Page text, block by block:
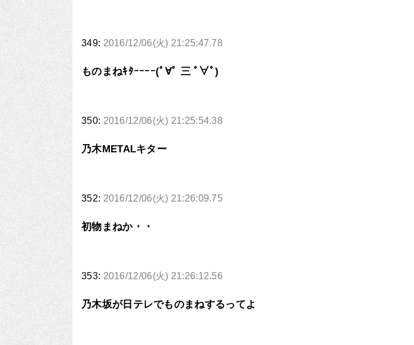
349: 2016/12/06(火) 21:25:47.78
ものまねｷﾀｰｰｰｰ(ﾟ∀ﾟ 三 ﾟ∀ﾟ)
350: 2016/12/06(火) 21:25:54.38
乃木METALキター
352: 2016/12/06(火) 21:26:09.75
初物まねか・・
353: 2016/12/06(火) 21:26:12.56
乃木坂が日テレでものまねするってよ